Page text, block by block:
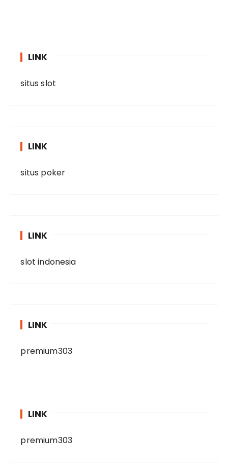
LINK
situs slot
LINK
situs poker
LINK
slot indonesia
LINK
premium303
LINK
premium303